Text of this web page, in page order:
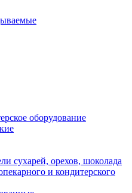
оборудование
сухарей, орехов, шоколада
и кондитерского